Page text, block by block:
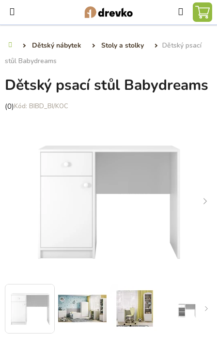
obsah
Hledat
Dětský nábytek Stoly a stolky
Dětský psací
stůl Babydreams
Dětský psací stůl Babydreams
Průměrné
(0) BIBD_BI/KOC